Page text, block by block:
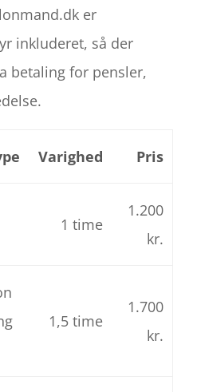
er
inkluderet, så der
betaling for pensler,
Varighed Pris
1 time
1.200
kr.
1,5 time
1.700
kr.